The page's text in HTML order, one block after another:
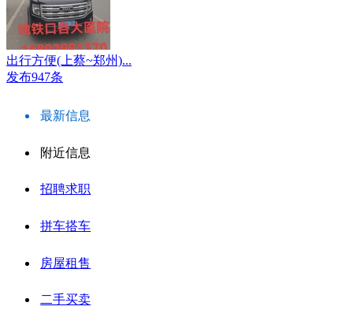
出行方便(上蔡~郑州)...
发布947条
最新信息
附近信息
招聘求职
拼车搭车
房屋租售
二手买卖